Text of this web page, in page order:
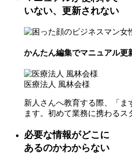
いない、更新されない
かんたん編集でマニュアル更
医療法人 風林会様
新人さんへ教育する際、「
ます。初めて業務に携わるス
必要な情報がどこに
あるのかわからない